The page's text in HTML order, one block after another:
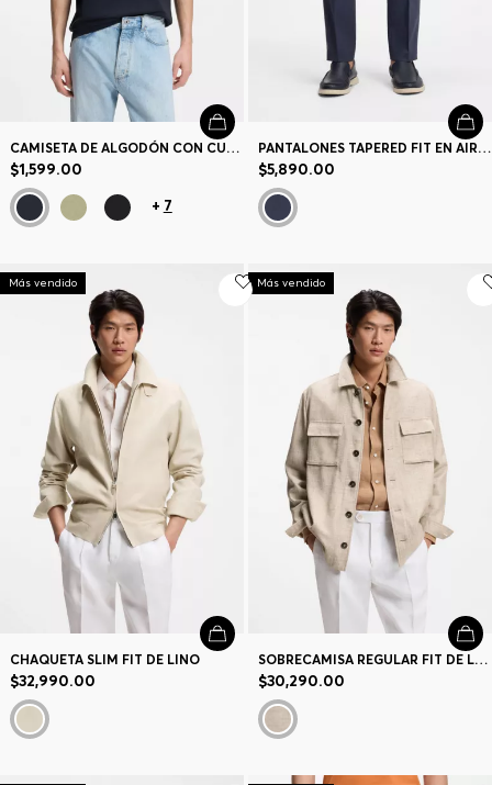
CAMISETA DE ALGODÓN CON CUELLO DE CANALÉ E INSIGNIA CON LOGO
$1,599.00
+ 7
PANTALONES TAPERED FIT EN AIRWOOL LAVABLE
$5,890.00
Más vendido
CHAQUETA SLIM FIT DE LINO
$32,990.00
Más vendido
SOBRECAMISA REGULAR FIT DE LANA VIRGEN, SEDA Y LINO
$30,290.00